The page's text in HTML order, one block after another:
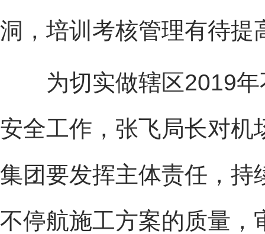
洞，培训考核管理有待提
为切实做辖区2019年
安全工作，张飞局长对机
集团要发挥主体责任，持
不停航施工方案的质量，